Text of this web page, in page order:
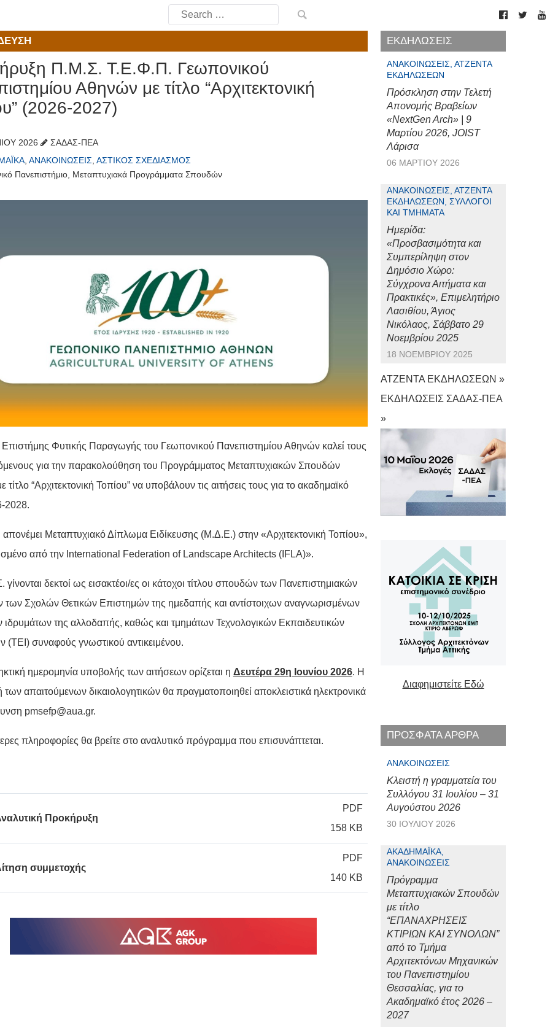
Search
for:
Π.Μ.Σ. Τ.Ε.Φ.Π. Γεωπονικού
Αθηνών με τίτλο “Αρχιτεκτονική
(2026-2027)
2026
ΣΑΔΑΣ-ΠΕΑ
, ΑΝΑΚΟΙΝΏΣΕΙΣ, ΑΣΤΙΚΌΣ ΣΧΕΔΙΑΣΜΌΣ
Πανεπιστήμιο, Μεταπτυχιακά Προγράμματα Σπουδών
Φυτικής Παραγωγής του Γεωπονικού Πανεπιστημίου Αθηνών καλεί τους
για την παρακολούθηση του Προγράμματος Μεταπτυχιακών Σπουδών
“Αρχιτεκτονική Τοπίου” να υποβάλουν τις αιτήσεις τους για το ακαδημαϊκό
2028.
Μεταπτυχιακό Δίπλωμα Ειδίκευσης (Μ.Δ.Ε.) στην «Αρχιτεκτονική Τοπίου»,
από την International Federation of Landscape Architects (IFLA)».
δεκτοί ως εισακτέοι/ες οι κάτοχοι τίτλου σπουδών των Πανεπιστημιακών
των Σχολών Θετικών Επιστημών της ημεδαπής και αντίστοιχων αναγνωρισμένων
ιδρυμάτων της αλλοδαπής, καθώς και τμημάτων Τεχνολογικών Εκπαιδευτικών
(ΤΕΙ) συναφούς γνωστικού αντικειμένου.
ημερομηνία υποβολής των αιτήσεων ορίζεται η Δευτέρα 29η Ιουνίου 2026. Η
απαιτούμενων δικαιολογητικών θα πραγματοποιηθεί αποκλειστικά ηλεκτρονικά
pmsefp@aua.gr.
πληροφορίες θα βρείτε στο αναλυτικό πρόγραμμα που επισυνάπτεται.
Προκήρυξη
PDF
158 KB
συμμετοχής
PDF
140 KB
ΕΚΔΗΛΩΣΕΙΣ
ΑΝΑΚΟΙΝΏΣΕΙΣ, ΑΤΖΈΝΤΑ
ΕΚΔΗΛΏΣΕΩΝ
Πρόσκληση στην Τελετή
Απονομής Βραβείων
«NextGen Arch» | 9
Μαρτίου 2026, JOIST
Λάρισα
06 ΜΑΡΤΊΟΥ 2026
ΑΝΑΚΟΙΝΏΣΕΙΣ, ΑΤΖΈΝΤΑ
ΕΚΔΗΛΏΣΕΩΝ, ΣΎΛΛΟΓΟΙ
ΚΑΙ ΤΜΉΜΑΤΑ
Ημερίδα:
«Προσβασιμότητα και
Συμπερίληψη στον
Δημόσιο Χώρο:
Σύγχρονα Αιτήματα και
Πρακτικές», Επιμελητήριο
Λασιθίου, Άγιος
Νικόλαος, Σάββατο 29
Νοεμβρίου 2025
18 ΝΟΕΜΒΡΊΟΥ 2025
ΑΤΖΕΝΤΑ ΕΚΔΗΛΩΣΕΩΝ »
ΕΚΔΗΛΩΣΕΙΣ ΣΑΔΑΣ-ΠΕΑ
»
Διαφημιστείτε Εδώ
ΠΡΟΣΦΑΤΑ ΑΡΘΡΑ
ΑΝΑΚΟΙΝΏΣΕΙΣ
Κλειστή η γραμματεία του
Συλλόγου 31 Ιουλίου – 31
Αυγούστου 2026
30 ΙΟΥΛΊΟΥ 2026
ΑΚΑΔΗΜΑΪΚΆ,
ΑΝΑΚΟΙΝΏΣΕΙΣ
Πρόγραμμα
Μεταπτυχιακών Σπουδών
με τίτλο
“ΕΠΑΝΑΧΡΗΣΕΙΣ
ΚΤΙΡΙΩΝ ΚΑΙ ΣΥΝΟΛΩΝ”
από το Τμήμα
Αρχιτεκτόνων Μηχανικών
του Πανεπιστημίου
Θεσσαλίας, για το
Ακαδημαϊκό έτος 2026 –
2027